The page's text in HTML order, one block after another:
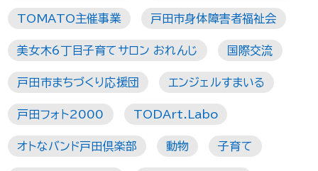
TOMATO主催事業 戸田市身体障害者福祉会
美女木6丁目子育てサロン おれんじ 国際交流
戸田市まちづくり応援団 エンジェルすまいる
戸田フォト2000 TODArt.Labo
オトなバンド戸田倶楽部 動物 子育て